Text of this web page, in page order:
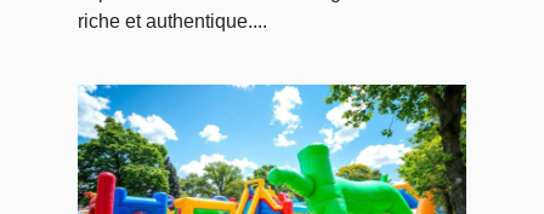
riche et authentique....